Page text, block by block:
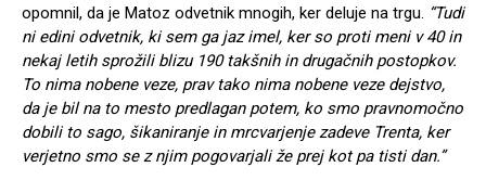
opomnil, da je Matoz odvetnik mnogih, ker deluje na trgu. “Tudi
ni edini odvetnik, ki sem ga jaz imel, ker so proti meni v 40 in
nekaj letih sprožili blizu 190 takšnih in drugačnih postopkov.
To nima nobene veze, prav tako nima nobene veze dejstvo,
da je bil na to mesto predlagan potem, ko smo pravnomočno
dobili to sago, šikaniranje in mrcvarjenje zadeve Trenta, ker
verjetno smo se z njim pogovarjali že prej kot pa tisti dan.”